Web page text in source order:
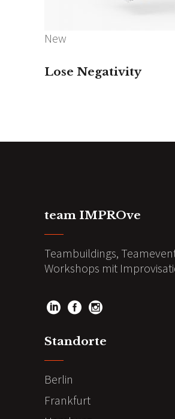
New
Lose Negativity
team IMPROve
Teambuildings,
Workshops mit
Standorte
Berlin
Frankfurt